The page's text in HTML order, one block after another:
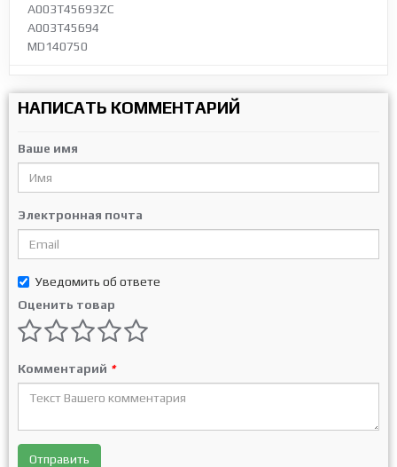
A003T45693ZC
A003T45694
MD140750
НАПИСАТЬ КОММЕНТАРИЙ
Ваше имя
Электронная почта
Уведомить об ответе
Оценить товар
Комментарий *
Отправить